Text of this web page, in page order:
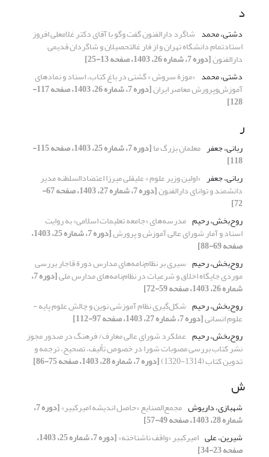
د
دشتی، محمد شاگرد دارالفنون گفت وگو با آقای دکتر غلامعلی افروز
استادتمام دانشگاه تهران و از فار غالتحصیلان و شاگردان قدیمی
دارالفنون[دوره 7، شماره 26، 1403، صفحه 13-25]
دشتی، محمد «موزة سروش » گشتی در باغ کتاب، اسناد و نمادهای
آموزش‌وپرورش معاصر ایران [دوره 7، شماره 26، 1403، صفحه 117-
128]
ر
ربانی، جعفر معلمانِ بزرگ ما [دوره 7، شماره 25، 1403، صفحه 115-
118]
ربانی، جعفر «اولین وزیر علوم » علیقلی میرزا اعتضادالسلطنه مدیر
دانشمند و توانای دارالفنون [دوره 7، شماره 27، 1403، صفحه 67-
72]
روح‌بخش، رحیم مدرسه‌های «جامعه تعلیمات اسلامی» به روایت
اسناد و آمار شورای عالی آموزش و پرورش [دوره 7، شماره 25، 1403،
صفحه 69-88]
روح‌بخش، رحیم سیری بر نظام‌نامه‌های مدارس دورة قاجار بررسی
موردی جایگاه اخلاق و شرعیات در نظام‌نامه‌های مدارس ملی [دوره 7،
شماره 26، 1403، صفحه 59-72]
روح‌بخش، رحیم شکل‌گیری نظام آموزشی نوین و چالش علوم پایه -
علوم انسانی[دوره 7، شماره 27، 1403، صفحه 97-112]
روح‌بخش، رحیم عملکرد شورای عالی معارف/ فرهنگ در صدور مجوز
نشر کتاب بررسی مصوبات شورا در خصوص تألیف، تصحیح، ترجمه و
تدوین کتاب (1314-1320) [دوره 7، شماره 28، 1403، صفحه 75-86]
ش
شهبازی، داریوش مجمع‌الصنایع «حاصل اندیشه امیرکبیر» [دوره 7،
شماره 28، 1403، صفحه 49-57]
شیرین، علی امیرکبیر «واقف ناشناخته» [دوره 7، شماره 25، 1403،
صفحه 23-34]